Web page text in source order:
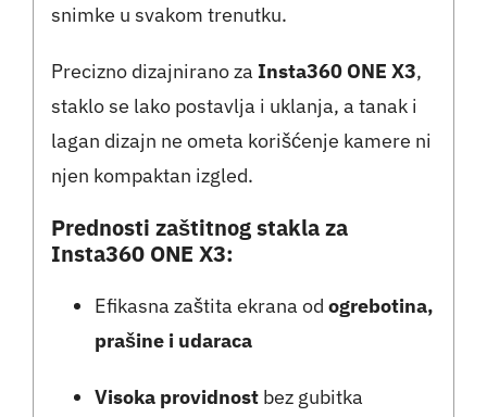
snimke u svakom trenutku.
Precizno dizajnirano za Insta360 ONE X3,
staklo se lako postavlja i uklanja, a tanak i
lagan dizajn ne ometa korišćenje kamere ni
njen kompaktan izgled.
Prednosti zaštitnog stakla za
Insta360 ONE X3:
Efikasna zaštita ekrana od ogrebotina,
prašine i udaraca
Visoka providnostbez gubitka